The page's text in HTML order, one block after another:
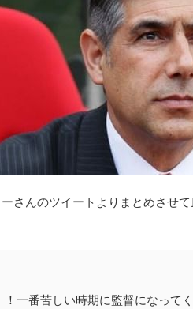
さんのツイートよりまとめさせて
！一番苦しい時期に監督になって